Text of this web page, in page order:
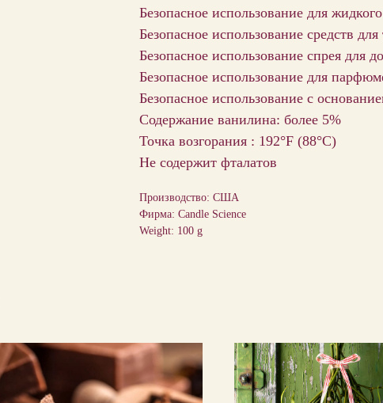
Безопасное использование для
Безопасное использование средств
Безопасное использование спрея для
Безопасное использование для
Безопасное использование с
Содержание ванилина: более 5%
Точка возгорания : 192°F (88°С)
Не содержит фталатов
Производство: США
Фирма: Candle Science
Weight: 100 g